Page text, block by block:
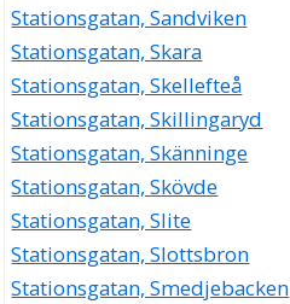
Stationsgatan, Sandviken
Stationsgatan, Skara
Stationsgatan, Skellefteå
Stationsgatan, Skillingaryd
Stationsgatan, Skänninge
Stationsgatan, Skövde
Stationsgatan, Slite
Stationsgatan, Slottsbron
Stationsgatan, Smedjebacken